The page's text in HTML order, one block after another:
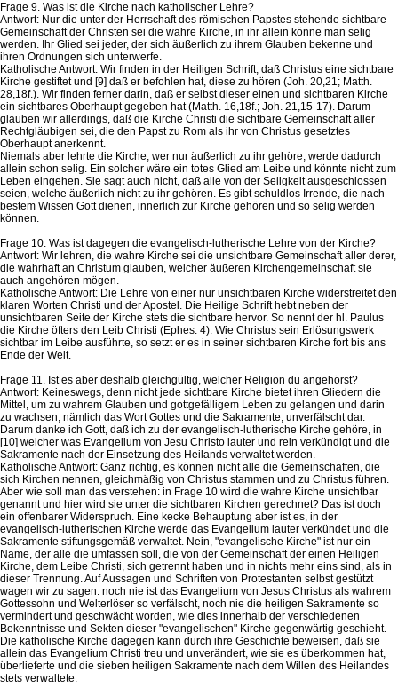
Frage 9. Was ist die Kirche nach katholischer Lehre?
Antwort: Nur die unter der Herrschaft des römischen Papstes stehende sichtbare
Gemeinschaft der Christen sei die wahre Kirche, in ihr allein könne man selig
werden. Ihr Glied sei jeder, der sich äußerlich zu ihrem Glauben bekenne und
ihren Ordnungen sich unterwerfe.
Katholische Antwort: Wir finden in der Heiligen Schrift, daß Christus eine sichtbare
Kirche gestiftet und [9] daß er befohlen hat, diese zu hören (Joh. 20,21; Matth.
28,18f.). Wir finden ferner darin, daß er selbst dieser einen und sichtbaren Kirche
ein sichtbares Oberhaupt gegeben hat (Matth. 16,18f.; Joh. 21,15-17). Darum
glauben wir allerdings, daß die Kirche Christi die sichtbare Gemeinschaft aller
Rechtgläubigen sei, die den Papst zu Rom als ihr von Christus gesetztes
Oberhaupt anerkennt.
Niemals aber lehrte die Kirche, wer nur äußerlich zu ihr gehöre, werde dadurch
allein schon selig. Ein solcher wäre ein totes Glied am Leibe und könnte nicht zum
Leben eingehen. Sie sagt auch nicht, daß alle von der Seligkeit ausgeschlossen
seien, welche äußerlich nicht zu ihr gehören. Es gibt schuldlos Irrende, die nach
bestem Wissen Gott dienen, innerlich zur Kirche gehören und so selig werden
können.
Frage 10. Was ist dagegen die evangelisch-lutherische Lehre von der Kirche?
Antwort: Wir lehren, die wahre Kirche sei die unsichtbare Gemeinschaft aller derer,
die wahrhaft an Christum glauben, welcher äußeren Kirchengemeinschaft sie
auch angehören mögen.
Katholische Antwort: Die Lehre von einer nur unsichtbaren Kirche widerstreitet den
klaren Worten Christi und der Apostel. Die Heilige Schrift hebt neben der
unsichtbaren Seite der Kirche stets die sichtbare hervor. So nennt der hl. Paulus
die Kirche öfters den Leib Christi (Ephes. 4). Wie Christus sein Erlösungswerk
sichtbar im Leibe ausführte, so setzt er es in seiner sichtbaren Kirche fort bis ans
Ende der Welt.
Frage 11. Ist es aber deshalb gleichgültig, welcher Religion du angehörst?
Antwort: Keineswegs, denn nicht jede sichtbare Kirche bietet ihren Gliedern die
Mittel, um zu wahrem Glauben und gottgefälligem Leben zu gelangen und darin
zu wachsen, nämlich das Wort Gottes und die Sakramente, unverfälscht dar.
Darum danke ich Gott, daß ich zu der evangelisch-lutherische Kirche gehöre, in
[10] welcher was Evangelium von Jesu Christo lauter und rein verkündigt und die
Sakramente nach der Einsetzung des Heilands verwaltet werden.
Katholische Antwort: Ganz richtig, es können nicht alle die Gemeinschaften, die
sich Kirchen nennen, gleichmäßig von Christus stammen und zu Christus führen.
Aber wie soll man das verstehen: in Frage 10 wird die wahre Kirche unsichtbar
genannt und hier wird sie unter die sichtbaren Kirchen gerechnet? Das ist doch
ein offenbarer Widerspruch. Eine kecke Behauptung aber ist es, in der
evangelisch-lutherischen Kirche werde das Evangelium lauter verkündet und die
Sakramente stiftungsgemäß verwaltet. Nein, "evangelische Kirche" ist nur ein
Name, der alle die umfassen soll, die von der Gemeinschaft der einen Heiligen
Kirche, dem Leibe Christi, sich getrennt haben und in nichts mehr eins sind, als in
dieser Trennung. Auf Aussagen und Schriften von Protestanten selbst gestützt
wagen wir zu sagen: noch nie ist das Evangelium von Jesus Christus als wahrem
Gottessohn und Welterlöser so verfälscht, noch nie die heiligen Sakramente so
vermindert und geschwächt worden, wie dies innerhalb der verschiedenen
Bekenntnisse und Sekten dieser "evangelischen" Kirche gegenwärtig geschieht.
Die katholische Kirche dagegen kann durch ihre Geschichte beweisen, daß sie
allein das Evangelium Christi treu und unverändert, wie sie es überkommen hat,
überlieferte und die sieben heiligen Sakramente nach dem Willen des Heilandes
stets verwaltete.